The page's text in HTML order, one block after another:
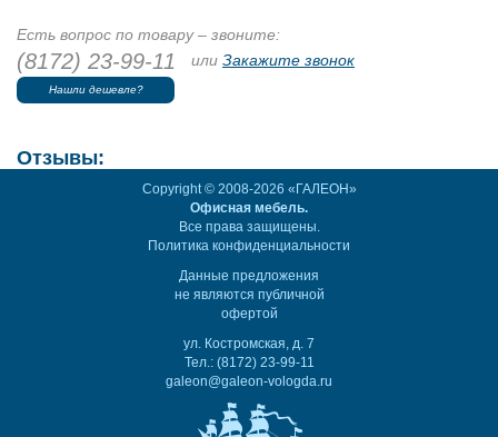
Есть вопрос по товару – звоните:
(8172) 23-99-11 или Закажите звонок
Нашли дешевле?
Отзывы:
Copyright © 2008-2026 «ГАЛЕОН»
Офисная мебель.
Все права защищены.
Политика конфиденциальности
Данные предложения
не являются публичной
офертой
ул. Костромская, д. 7
Тел.: (8172) 23-99-11
galeon@galeon-vologda.ru